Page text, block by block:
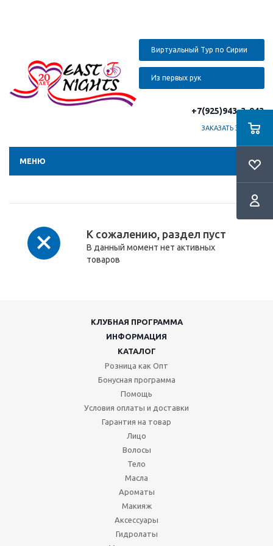
Виртуальный Тур по Сирии
Из первых рук
+7(925)943-3-943
ЗАКАЗАТЬ ЗВОНОК
МЕНЮ
К сожалению, раздел пуст
В данный момент нет активных
товаров
КЛУБНАЯ ПРОГРАММА
ИНФОРМАЦИЯ
КАТАЛОГ
Розница как Опт
Бонусная программа
Помощь
Условия оплаты и доставки
Гарантия на товар
Лицо
Волосы
Тело
Масла
Ароматы
Макияж
Аксессуары
Гидролаты